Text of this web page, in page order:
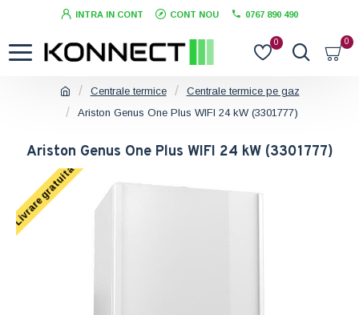
INTRA IN CONT CONT NOU 0767 890 490
0 0
Centrale termice
Centrale termice pe gaz
Ariston Genus One Plus WIFI 24 kW (3301777)
Ariston Genus One Plus WIFI 24 kW (3301777)
Livrare gratuita